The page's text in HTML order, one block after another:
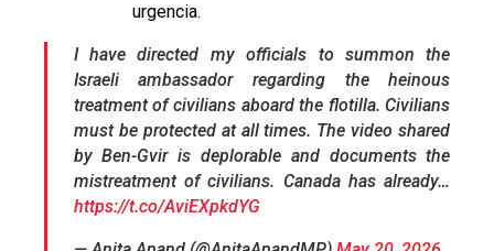
urgencia.
I have directed my officials to summon the
Israeli ambassador regarding the heinous
treatment of civilians aboard the flotilla. Civilians
must be protected at all times. The video shared
by Ben-Gvir is deplorable and documents the
mistreatment of civilians. Canada has already…
https://t.co/AviEXpkdYG